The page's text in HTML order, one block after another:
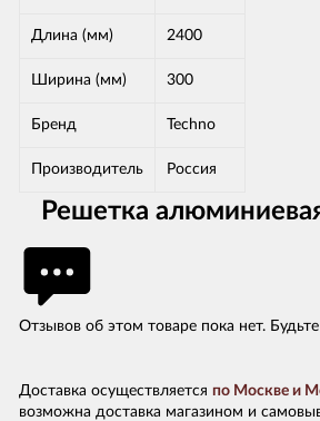
Длина (мм) 2400
Ширина (мм) 300
Бренд Techno
Производитель Россия
Решетка
Отзывов об этом товаре пока нет.
Доставка осуществляется по Москве и
возможна доставка магазином и